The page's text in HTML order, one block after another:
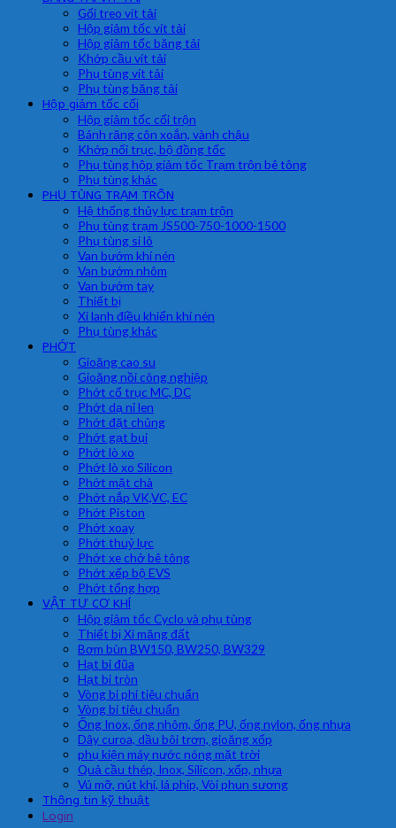
Gối treo vít tải
Hộp giảm tốc vít tải
Hộp giảm tốc băng tải
Khớp cầu vít tải
Phụ tùng vít tải
Phụ tùng băng tải
Hộp giảm tốc cối
Hộp giảm tốc cối trộn
Bánh răng côn xoắn, vành chậu
Khớp nối trục, bộ đồng tốc
Phụ tùng hộp giảm tốc Trạm trộn bê tông
Phụ tùng khác
PHỤ TÙNG TRẠM TRÔN
Hệ thống thủy lực trạm trộn
Phụ tùng trạm JS500-750-1000-1500
Phụ tùng si lô
Van bướm khí nén
Van bướm nhôm
Van bướm tay
Thiết bị
Xi lanh điều khiển khí nén
Phụ tùng khác
PHỚT
Gioăng cao su
Gioăng nồi công nghiệp
Phớt cổ trục MC, DC
Phớt dạ nỉ len
Phớt đặt chủng
Phớt gạt bụi
Phớt lò xo
Phớt lò xo Silicon
Phớt mặt chà
Phớt nắp VK,VC, EC
Phớt Piston
Phớt xoay
Phớt thuỷ lực
Phớt xe chở bê tông
Phớt xếp bộ EVS
Phớt tổng hợp
VẬT TƯ CƠ KHÍ
Hộp giảm tốc Cyclo và phụ tùng
Thiết bị Xi măng đất
Bơm bùn BW150, BW250, BW329
Hạt bi đũa
Hạt bi tròn
Vòng bi phi tiêu chuẩn
Vòng bi tiêu chuẩn
Ống Inox, ống nhôm, ống PU, ống nylon, ống nhựa
Dây curoa, dầu bôi trơn, gioăng xốp
phụ kiện máy nước nóng mặt trời
Quả cầu thép, Inox, Silicon, xốp, nhựa
Vú mỡ, nút khí, lá phíp, Vòi phun sương
Thông tin kỹ thuật
Login